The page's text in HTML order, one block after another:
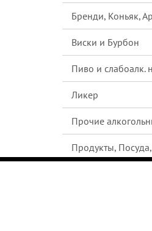
Бренди, Коньяк,
Виски и Бурбон
Пиво и слабоалк.
Ликер
Прочие
Продукты,